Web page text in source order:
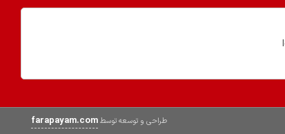
طراحی و توسعه توسطfarapayam.com